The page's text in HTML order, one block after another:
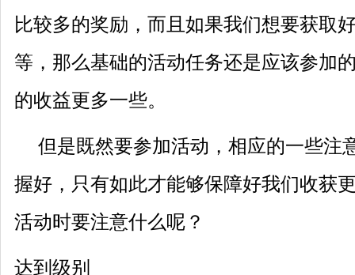
比较多的奖励，而且如果我们想要获取
等，那么基础的活动任务还是应该参加
的收益更多一些。
但是既然要参加活动，相应的一些注
握好，只有如此才能够保障好我们收获
活动时要注意什么呢？
达到级别